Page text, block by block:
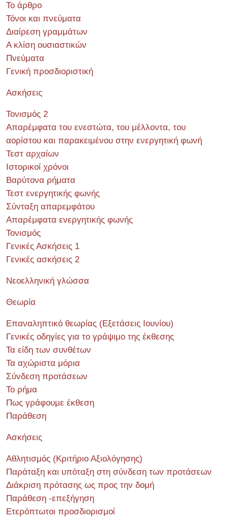
Το άρθρο
Τόνοι και πνεύματα
Διαίρεση γραμμάτων
Α κλίση ουσιαστικών
Πνεύματα
Γενική προσδιοριστική
Ασκήσεις
Τονισμός 2
Απαρέμφατα του ενεστώτα, του μέλλοντα, του
αορίστου και παρακειμένου στην ενεργητική φωνή
Τεστ αρχαίων
Ιστορικοί χρόνοι
Βαρύτονα ρήματα
Τεστ ενεργητικής φωνής
Σύνταξη απαρεμφάτου
Απαρέμφατα ενεργητικής φωνής
Τονισμός
Γενικές Ασκήσεις 1
Γενικές ασκήσεις 2
Νεοελληνική γλώσσα
Θεωρία
Επαναληπτικό θεωρίας (Εξετάσεις Ιουνίου)
Γενικές οδηγίες για το γράψιμο της έκθεσης
Τα είδη των συνθέτων
Τα αχώριστα μόρια
Σύνδεση προτάσεων
Το ρήμα
Πως γράφουμε έκθεση
Παράθεση
Ασκήσεις
Αθλητισμός (Κριτήριο Αξιολόγησης)
Παράταξη και υπόταξη στη σύνδεση των προτάσεων
Διάκριση πρότασης ως προς την δομή
Παράθεση -επεξήγηση
Ετερόπτωτοι προσδιορισμοί